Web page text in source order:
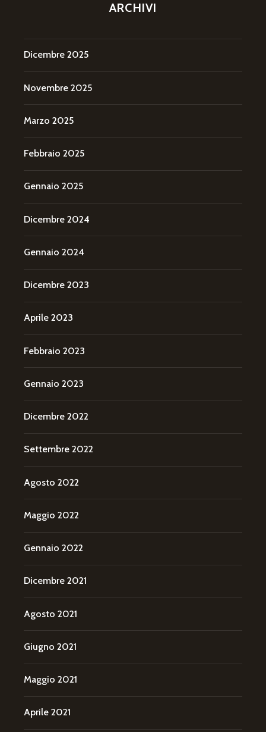
ARCHIVI
Dicembre 2025
Novembre 2025
Marzo 2025
Febbraio 2025
Gennaio 2025
Dicembre 2024
Gennaio 2024
Dicembre 2023
Aprile 2023
Febbraio 2023
Gennaio 2023
Dicembre 2022
Settembre 2022
Agosto 2022
Maggio 2022
Gennaio 2022
Dicembre 2021
Agosto 2021
Giugno 2021
Maggio 2021
Aprile 2021